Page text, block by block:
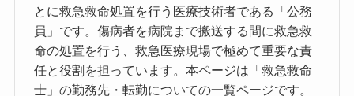
とに救急救命処置を行う医療技術者である「公務
員」です。傷病者を病院まで搬送する間に救急救
命の処置を行う、救急医療現場で極めて重要な責
任と役割を担っています。本ページは「救急救命
士」の勤務先・転勤についての一覧ページです。